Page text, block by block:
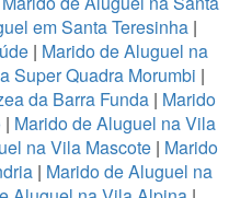
em Santa Teresinha |
| Marido de Aluguel na
Super Quadra Morumbi |
da Barra Funda| Marido
| Marido de Aluguel na Vila
na Vila Mascote| Marido
| Marido de Aluguel na